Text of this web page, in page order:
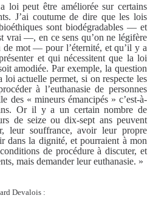
loi peut être améliorée sur certains
J’ai coutume de dire que les lois
sont biodégradables — et
vrai —, en ce sens qu’on ne légifère
mot — pour l’éternité, et qu’il y a
et qui nécessitent que la loi
amodiée. Par exemple, la question
loi actuelle permet, si on respecte les
à l’euthanasie de personnes
des « mineurs émancipés » c’est-à-
Or il y a un certain nombre de
de seize ou dix-sept ans peuvent
leur souffrance, avoir leur propre
dans la dignité, et pourraient à mon
de procédure à discuter, et
mais demander leur euthanasie. »
Devalois :